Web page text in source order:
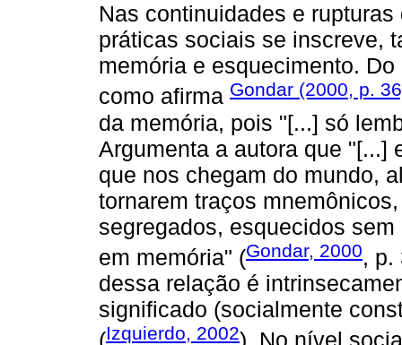
Nas continuidades e
práticas sociais se inscreve,
memória e esquecimento.
como afirma Gondar (2000, p.
da memória, pois "[...] só
Argumenta a autora que "[...]
que nos chegam do mundo,
tornarem traços
segregados, esquecidos
em memória" (Gondar, 2000, p.
dessa relação é
significado (socialmente
(Izquierdo, 2002). No nível